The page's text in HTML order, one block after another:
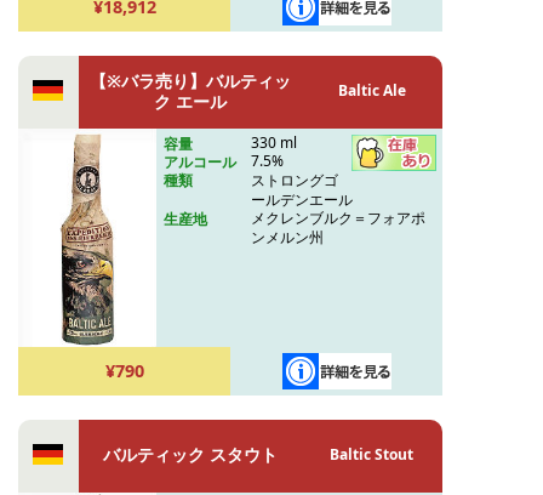
¥18,912
【※バラ売り】バルティッ
ク エール
Baltic Ale
容量
330 ml
アルコール
7.5%
種類
ストロングゴ
ールデンエール
生産地
メクレンブルク＝フォアポ
ンメルン州
¥790
バルティック スタウト Baltic Stout